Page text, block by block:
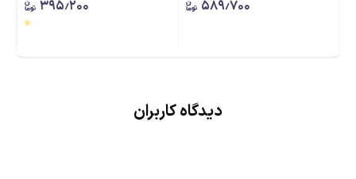
۵۸۹٫۷۰۰ ۳۹۵٫۲۰۰
دیدگاه کاربران